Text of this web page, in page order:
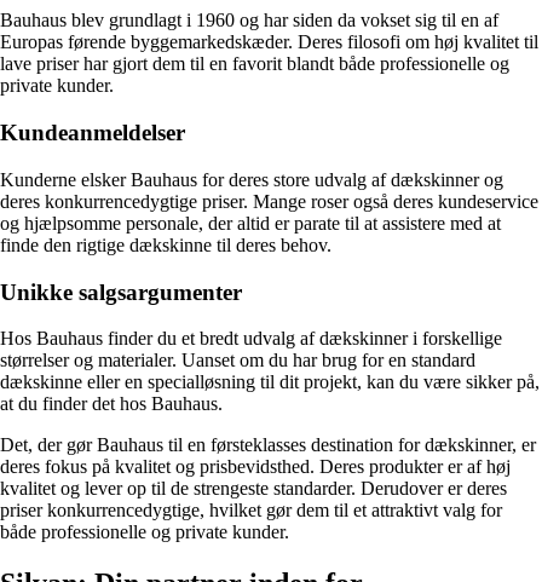
Bauhaus blev grundlagt i 1960 og har siden da vokset sig til en af
Europas førende byggemarkedskæder. Deres filosofi om høj kvalitet til
lave priser har gjort dem til en favorit blandt både professionelle og
private kunder.
Kundeanmeldelser
Kunderne elsker Bauhaus for deres store udvalg af dækskinner og
deres konkurrencedygtige priser. Mange roser også deres kundeservice
og hjælpsomme personale, der altid er parate til at assistere med at
finde den rigtige dækskinne til deres behov.
Unikke salgsargumenter
Hos Bauhaus finder du et bredt udvalg af dækskinner i forskellige
størrelser og materialer. Uanset om du har brug for en standard
dækskinne eller en specialløsning til dit projekt, kan du være sikker på,
at du finder det hos Bauhaus.
Det, der gør Bauhaus til en førsteklasses destination for dækskinner, er
deres fokus på kvalitet og prisbevidsthed. Deres produkter er af høj
kvalitet og lever op til de strengeste standarder. Derudover er deres
priser konkurrencedygtige, hvilket gør dem til et attraktivt valg for
både professionelle og private kunder.